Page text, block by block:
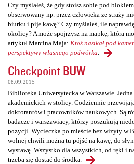
Czy myślałeś, że gdy stoisz sobie pod
obserwowany np. przez człowieka ze straży
biurku i pije kawę? Czy myślałeś, ile
okolicy? A może spojrzysz na mapkę, która
artykuł Marcina Maja: Ktoś nasikał pod
perspektywy własnego podwórka
Checkpoint BUW
08.09.2015
Biblioteka Uniwersytecka w Warszawie.
akademickich w stolicy. Codziennie
doktorantów i pracowników naukowych. Są
badacze i warszawiacy, którzy poszukują
pozycji. Wycieczka po mieście bez wizyty w
wolnej chwili można tu pójść na kawę, do
wystawę. Wszystko dla wszystkich, od ręki i
trzeba się dostać do środka.